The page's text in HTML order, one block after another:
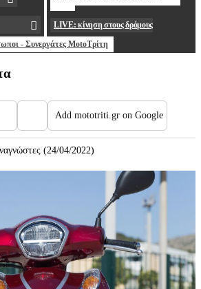
LIVE: κίνηση στους δρόμους
- Συνεργάτες MotoΤρίτη
Add mototriti.gr on Google
(24/04/2022)